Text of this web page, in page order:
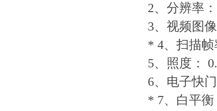
2、分辨率
3、视频图
* 4、扫描
5、照度：
6、电子快
* 7、白平